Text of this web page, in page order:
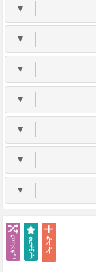
▼
▼
▼
▼
▼
▼
▼